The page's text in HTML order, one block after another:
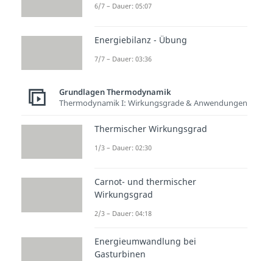
6/7 – Dauer: 05:07
Energiebilanz - Übung
7/7 – Dauer: 03:36
Grundlagen Thermodynamik
Thermodynamik I: Wirkungsgrade & Anwendungen
Thermischer Wirkungsgrad
1/3 – Dauer: 02:30
Carnot- und thermischer
Wirkungsgrad
2/3 – Dauer: 04:18
Energieumwandlung bei
Gasturbinen